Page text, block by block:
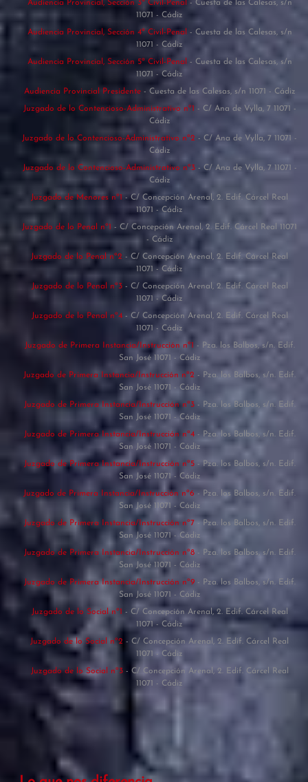
Audiencia Provincial, Sección 3ª Civil-Penal - Cuesta de las Calesas, s/n
11071 - Cádiz
Audiencia Provincial, Sección 4ª Civil-Penal - Cuesta de las Calesas, s/n
11071 - Cádiz
Audiencia Provincial, Sección 5ª Civil-Penal - Cuesta de las Calesas, s/n
11071 - Cádiz
Audiencia Provincial Presidente - Cuesta de las Calesas, s/n 11071 - Cádiz
Juzgado de lo Contencioso-Administrativo nº1 - C/ Ana de Vylla, 7 11071 -
Cádiz
Juzgado de lo Contencioso-Administrativo nº2 - C/ Ana de Vylla, 7 11071 -
Cádiz
Juzgado de lo Contencioso-Administrativo nº3 - C/ Ana de Vylla, 7 11071 -
Cádiz
Juzgado de Menores nº1 - C/ Concepción Arenal, 2. Edif. Cárcel Real
11071 - Cádiz
Juzgado de lo Penal nº1 - C/ Concepción Arenal, 2. Edif. Cárcel Real 11071
- Cádiz
Juzgado de lo Penal nº2 - C/ Concepción Arenal, 2. Edif. Cárcel Real
11071 - Cádiz
Juzgado de lo Penal nº3 - C/ Concepción Arenal, 2. Edif. Cárcel Real
11071 - Cádiz
Juzgado de lo Penal nº4 - C/ Concepción Arenal, 2. Edif. Cárcel Real
11071 - Cádiz
Juzgado de Primera Instancia/Instrucción nº1 - Pza. los Balbos, s/n. Edif.
San José 11071 - Cádiz
Juzgado de Primera Instancia/Instrucción nº2 - Pza. los Balbos, s/n. Edif.
San José 11071 - Cádiz
Juzgado de Primera Instancia/Instrucción nº3 - Pza. los Balbos, s/n. Edif.
San José 11071 - Cádiz
Juzgado de Primera Instancia/Instrucción nº4 - Pza. los Balbos, s/n. Edif.
San José 11071 - Cádiz
Juzgado de Primera Instancia/Instrucción nº5 - Pza. los Balbos, s/n. Edif.
San José 11071 - Cádiz
Juzgado de Primera Instancia/Instrucción nº6 - Pza. los Balbos, s/n. Edif.
San José 11071 - Cádiz
Juzgado de Primera Instancia/Instrucción nº7 - Pza. los Balbos, s/n. Edif.
San José 11071 - Cádiz
Juzgado de Primera Instancia/Instrucción nº8 - Pza. los Balbos, s/n. Edif.
San José 11071 - Cádiz
Juzgado de Primera Instancia/Instrucción nº9 - Pza. los Balbos, s/n. Edif.
San José 11071 - Cádiz
Juzgado de lo Social nº1 - C/ Concepción Arenal, 2. Edif. Cárcel Real
11071 - Cádiz
Juzgado de lo Social nº2 - C/ Concepción Arenal, 2. Edif. Cárcel Real
11071 - Cádiz
Juzgado de lo Social nº3 - C/ Concepción Arenal, 2. Edif. Cárcel Real
11071 - Cádiz